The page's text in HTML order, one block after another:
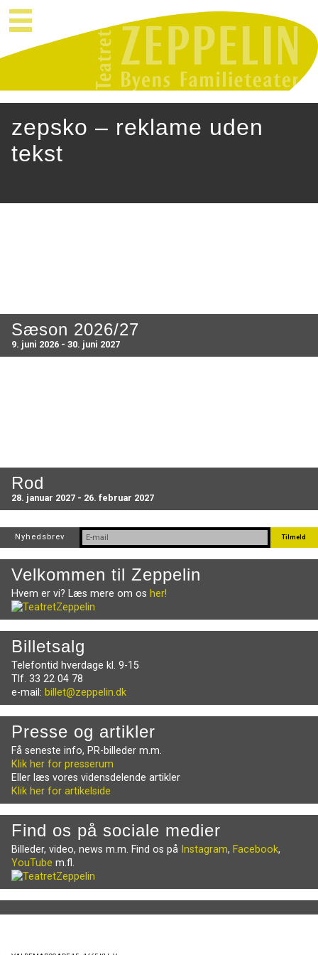
zepsko – reklame uden
tekst
Sæson 2026/27
9. juni 2026 - 30. juni 2027
Rod
28. januar 2027 - 26. februar 2027
Nyhedsbrev
Velkommen til Zeppelin
Hvem er vi? Læs mere om os her!
Billetsalg
Telefontid hverdage kl. 9-15
Tlf. 33 22 04 78
e-mail: billet@zeppelin.dk
Presse og artikler
Få seneste info, PR-billeder m.m.
Klik her for presserum
Eller læs vores vidensdelende artikler
Klik her for artikelside
Find os på sociale medier
Billeder, video, news m.m. Find os på Instagram, Facebook,
YouTube m.fl.